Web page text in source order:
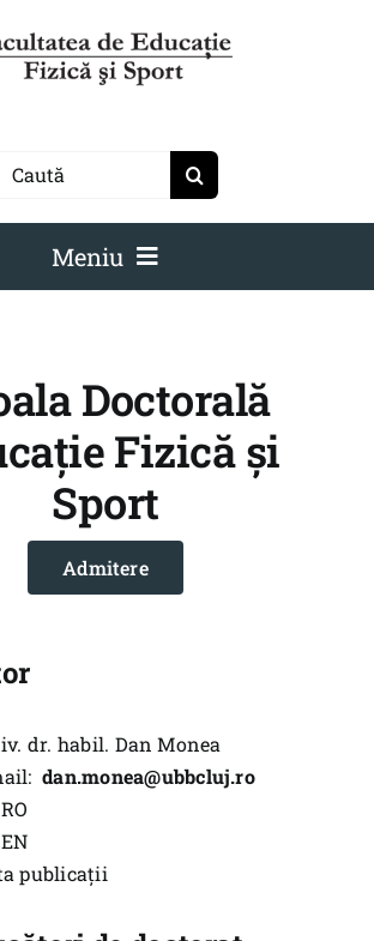
Search
Meniu
Doctorală
Fizică și
Sport
Admitere
dr. habil. Dan Monea
dan.monea@ubbcluj.ro
publicații